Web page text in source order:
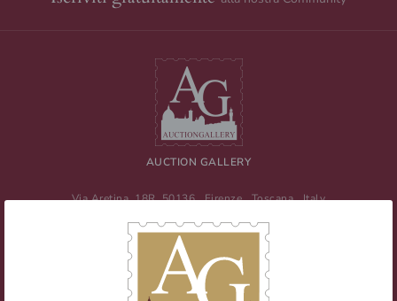
AUCTION GALLERY
Via Aretina, 18R 50136 Firenze,Toscana,Italy
E-mail:info@auctiongallery.it
Partita IVA: